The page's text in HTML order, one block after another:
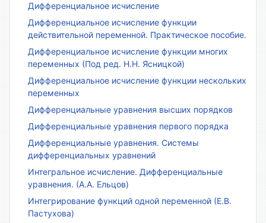
Дифференциальное исчисление
Дифференциальное исчисление функции
действительной переменной. Практическое пособие.
Дифференциальное исчисление функции многих
переменных (Под ред. Н.Н. Ясницкой)
Дифференциальное исчисление функции нескольких
переменных
Дифференциальные уравнения высших порядков
Дифференциальные уравнения первого порядка
Дифференциальные уравнения. Системы
дифференциальных уравнений
Интегральное исчисление. Дифференциальные
уравнения. (А.А. Ельцов)
Интегрирование функций одной переменной (Е.В.
Пастухова)